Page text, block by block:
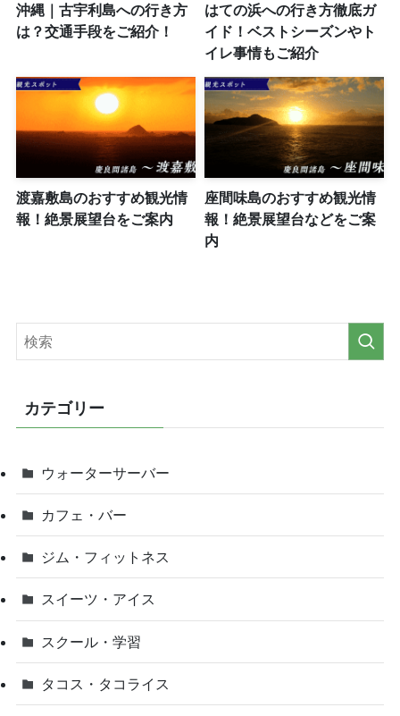
沖縄｜古宇利島への行き方
は？交通手段をご紹介！
はての浜への行き方徹底ガ
イド！ベストシーズンやト
イレ事情もご紹介
渡嘉敷島のおすすめ観光情
報！絶景展望台をご案内
座間味島のおすすめ観光情
報！絶景展望台などをご案
内
カテゴリー
ウォーターサーバー
カフェ・バー
ジム・フィットネス
スイーツ・アイス
スクール・学習
タコス・タコライス